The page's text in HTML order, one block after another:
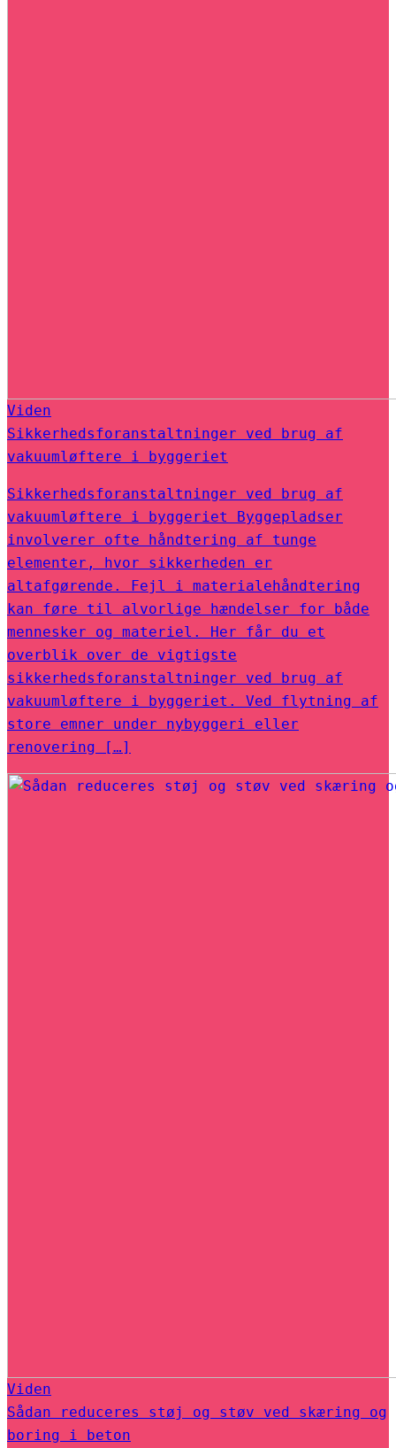
Viden
Sikkerhedsforanstaltninger ved brug af
vakuumløftere i byggeriet
Sikkerhedsforanstaltninger ved brug af
vakuumløftere i byggeriet Byggepladser
involverer ofte håndtering af tunge
elementer, hvor sikkerheden er
altafgørende. Fejl i materialehåndtering
kan føre til alvorlige hændelser for både
mennesker og materiel. Her får du et
overblik over de vigtigste
sikkerhedsforanstaltninger ved brug af
vakuumløftere i byggeriet. Ved flytning af
store emner under nybyggeri eller
renovering […]
Viden
Sådan reduceres støj og støv ved skæring og
boring i beton